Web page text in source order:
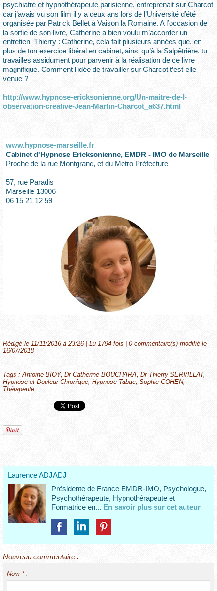
psychiatre et hypnothérapeute parisienne, entreprenait sur Charcot
car j’avais vu son film il y a deux ans lors de l’Université d’été
organisée par Patrick Bellet à Vaison la Romaine. A l’occasion de
la sortie de son livre, Catherine a bien voulu m’accorder un
entretien. Thierry : Catherine, cela fait plusieurs années que, en
plus de ton exercice libéral en cabinet, ainsi qu’à la Salpêtrière, tu
travailles assidument pour parvenir à la réalisation de ce livre
magnifique. Comment l’idée de travailler sur Charcot t’est-elle
venue ?
http://www.hypnose-ericksonienne.org/Un-maitre-de-l-
observation-creative-Jean-Martin-Charcot_a637.html
www.hypnose-marseille.fr
Cabinet d'Hypnose Ericksonienne, EMDR - IMO de Marseille
Proche de la rue Montgrand, et du Metro Préfecture
57, rue Paradis
Marseille 13006
06 15 21 12 59
Rédigé le 11/11/2016 à 23:26 | Lu 1794 fois | 0commentaire(s) modifié le
16/07/2018
Tags :Antoine BIOY, Dr Catherine BOUCHARA, Dr Thierry SERVILLAT,
Hypnose et Douleur Chronique, Hypnose Tabac, Sophie COHEN,
Thérapeute
Laurence ADJADJ
Présidente de France EMDR-IMO, Psychologue,
Psychothérapeute, Hypnothérapeute et
Formatrice en... En savoir plus sur cet auteur
Nouveau commentaire :
Nom * :